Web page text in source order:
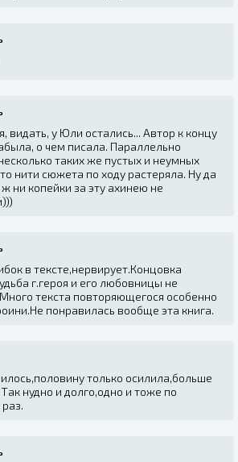
видать, у Юли остались... Автор к концу
о чем писала. Параллельно
таких же пустых и неумных
нити сюжета по ходу растеряла. Ну да
ни копейки за эту ахинею не
в тексте,нервирует.Концовка
г.героя и его любовницы не
текста повторяющегося особенно
понравилась вообще эта книга.
только осилила,больше
нудно и долго,одно и тоже по